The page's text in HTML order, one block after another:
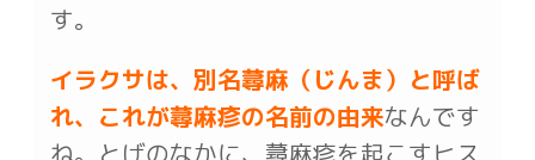
す。
イラクサは、別名蕁麻（じんま）と呼ば
れ、これが蕁麻疹の名前の由来なんです